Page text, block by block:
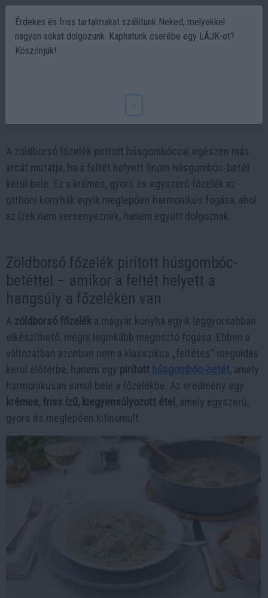
A zöldborsó főzelék pirított húsgombóccal egészen más
arcát mutatja, ha a feltét helyett finom húsgombóc-betét
kerül bele. Ez a krémes, gyors és egyszerű főzelék az
otthoni konyhák egyik meglepően harmonikus fogása, ahol
az ízek nem versenyeznek, hanem együtt dolgoznak.
Zöldborsó főzelék pirított húsgombóc-
betéttel – amikor a feltét helyett a
hangsúly a főzeléken van
A zöldborsó főzelék a magyar konyha egyik leggyorsabban
elkészíthető, mégis leginkább megosztó fogása. Ebben a
változatban azonban nem a klasszikus „feltétes” megoldás
kerül előtérbe, hanem egy pirított húsgombóc-betét, amely
harmonikusan simul bele a főzelékbe. Az eredmény egy
krémes, friss ízű, kiegyensúlyozott étel , amely egyszerű,
gyors és meglepően kifinomult.
Érdekes és friss tartalmakat szállítunk Neked, melyekkel
nagyon sokat dolgozunk. Kaphatunk cserébe egy LÁJK-ot?
Köszönjük!